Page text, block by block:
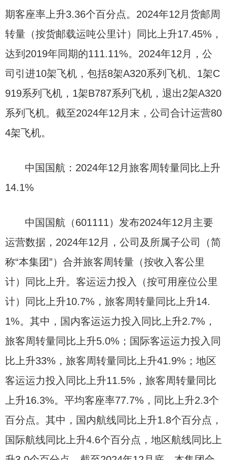
期客座率上升3.36个百分点。2024年12月货邮周
转量（按货邮载运吨公里计）同比上升17.45%，
达到2019年同期的111.11%。2024年12月，公
司引进10架飞机，包括8架A320系列飞机、1架C
919系列飞机，1架B787系列飞机，退出2架A320
系列飞机。截至2024年12月末，公司合计运营80
4架飞机。
中国国航：2024年12月旅客周转量同比上升
14.1%
中国国航（601111）发布2024年12月主要
运营数据，2024年12月，公司及所属子公司（简
称“本集团”）合并旅客周转量（按收入客公里
计）同比上升。客运运力投入（按可用座位公里
计）同比上升10.7%，旅客周转量同比上升14.
1%。其中，国内客运运力投入同比上升2.7%，
旅客周转量同比上升5.0%；国际客运运力投入同
比上升33%，旅客周转量同比上升41.9%；地区
客运运力投入同比上升11.5%，旅客周转量同比
上升16.3%。平均客座率77.7%，同比上升2.3个
百分点。其中，国内航线同比上升1.8个百分点，
国际航线同比上升4.6个百分点，地区航线同比上